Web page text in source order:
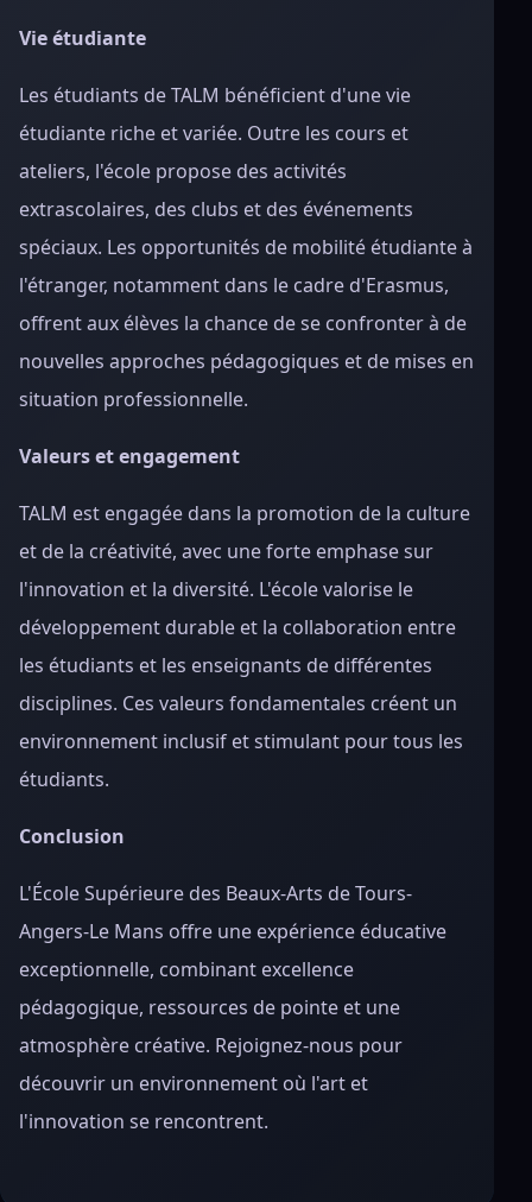
Vie étudiante
Les étudiants de TALM bénéficient d'une vie
étudiante riche et variée. Outre les cours et
ateliers, l'école propose des activités
extrascolaires, des clubs et des événements
spéciaux. Les opportunités de mobilité étudiante à
l'étranger, notamment dans le cadre d'Erasmus,
offrent aux élèves la chance de se confronter à de
nouvelles approches pédagogiques et de mises en
situation professionnelle.
Valeurs et engagement
TALM est engagée dans la promotion de la culture
et de la créativité, avec une forte emphase sur
l'innovation et la diversité. L'école valorise le
développement durable et la collaboration entre
les étudiants et les enseignants de différentes
disciplines. Ces valeurs fondamentales créent un
environnement inclusif et stimulant pour tous les
étudiants.
Conclusion
L'École Supérieure des Beaux-Arts de Tours-
Angers-Le Mans offre une expérience éducative
exceptionnelle, combinant excellence
pédagogique, ressources de pointe et une
atmosphère créative. Rejoignez-nous pour
découvrir un environnement où l'art et
l'innovation se rencontrent.